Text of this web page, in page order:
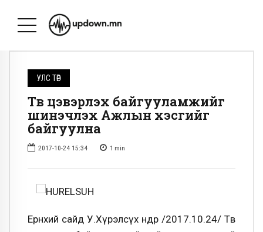
УЛС ТӨР
Төв цэвэрлэх байгууламжийг
шинэчлэх Ажлын хэсгийг
байгуулна
2017-10-24 15:34 1 min
Ерөнхий сайд У.Хүрэлсүх өнөөдөр /2017.10.24/ Төв